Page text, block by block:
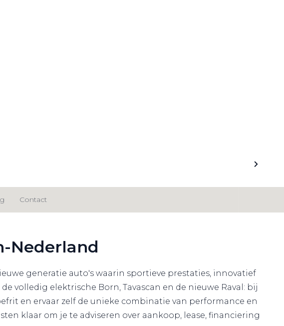
Contact
Nederland
generatie auto's waarin sportieve prestaties, innovatief
volledig elektrische Born, Tavascan en de nieuwe Raval: bij
en ervaar zelf de unieke combinatie van performance en
klaar om je te adviseren over aankoop, lease, financiering